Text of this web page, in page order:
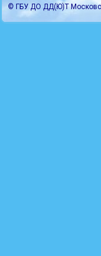
© ГБУ ДО ДД(Ю)Т